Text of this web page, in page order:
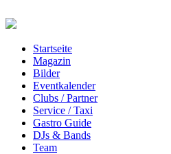
Startseite
Magazin
Bilder
Eventkalender
Clubs / Partner
Service / Taxi
Gastro Guide
DJs & Bands
Team